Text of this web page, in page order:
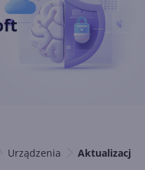
Urządzenia Aktualizacje